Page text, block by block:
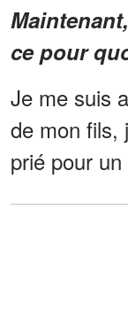
ce pour
Je me suis
de mon fils,
prié pour